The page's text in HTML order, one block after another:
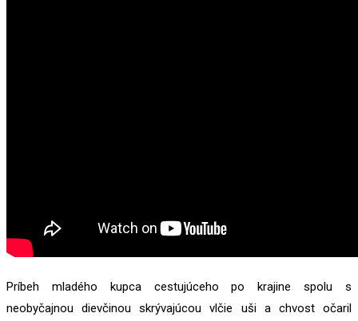
Príbeh mladého kupca cestujúceho po krajine spolu s
neobyčajnou dievčinou skrývajúcou vlčie uši a chvost očaril